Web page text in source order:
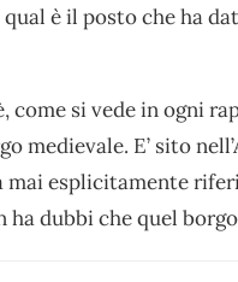
è il posto che ha
come si vede in ogni
medievale. E’ sito
esplicitamente
dubbi che quel